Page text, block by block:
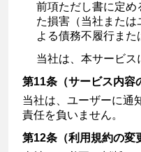
前項ただし書に定め
た損害（当社また
よる債務不履行ま
当社は、本サービス
第11条（サービス内容
当社は、ユーザーに通
責任を負いません。
第12条（利用規約の変